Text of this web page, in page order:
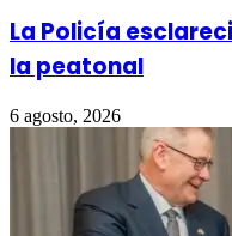
La Policía
la peatonal
6 agosto, 2026